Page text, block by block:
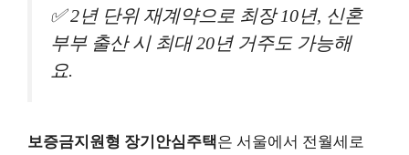
✅ 2년 단위 재계약으로 최장 10년, 신혼
부부 출산 시 최대 20년 거주도 가능해
요.
보증금지원형 장기안심주택은 서울에서 전월세로